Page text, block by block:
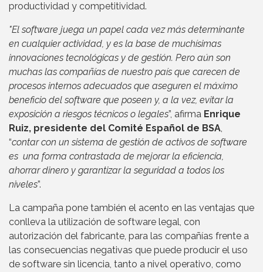
productividad y competitividad.
"El software juega un papel cada vez más determinante
en cualquier actividad, y es la base de muchísimas
innovaciones tecnológicas y de gestión. Pero aún son
muchas las compañías de nuestro país que carecen de
procesos internos adecuados que aseguren el máximo
beneficio del software que poseen y, a la vez, evitar la
exposición a riesgos técnicos o legales”, afirma Enrique
Ruiz, presidente del Comité Español de BSA,
“contar con un sistema de gestión de activos de software
es una forma contrastada de mejorar la eficiencia,
ahorrar dinero y garantizar la seguridad a todos los
niveles”.
La campaña pone también el acento en las ventajas que
conlleva la utilización de software legal, con
autorización del fabricante, para las compañías frente a
las consecuencias negativas que puede producir el uso
de software sin licencia, tanto a nivel operativo, como